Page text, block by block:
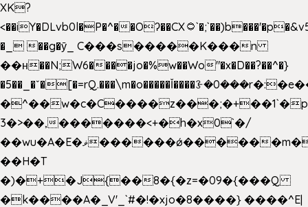
XK?
<��iY�DLvb0l�P�^��Oʔ��CX۝`�;`��)b���'�p�&v5(�
�_ ��g�ӯ_ C���s�����K���n
��н��N;W6����jo�%w��Wo"�x�D��?��^�}
�5��
3�>��,�������<+�h�x0`�/
��wu�A�E�ޥ������ǿ������m��d�C��9��e�D��1�2�/
��H�T
�)�+�J{��8�{�z=�09�{���Q
�k����A�_V'_`#�!�xjo�8����} ����^E|